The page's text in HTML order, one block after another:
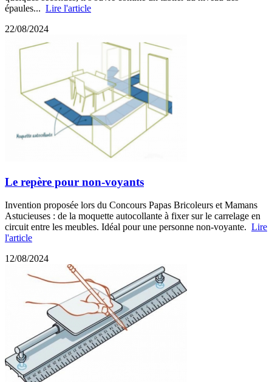
épaules... Lire l'article
22/08/2024
Le repère pour non-voyants
Invention proposée lors du Concours Papas Bricoleurs et Mamans
Astucieuses : de la moquette autocollante à fixer sur le carrelage en
circuit entre les meubles. Idéal pour une personne non-voyante. Lire
l'article
12/08/2024